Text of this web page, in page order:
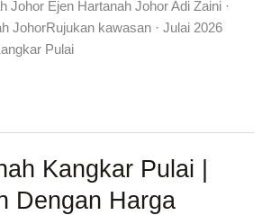
Johor Ejen Hartanah Johor Adi Zaini ·
JohorRujukan kawasan · Julai 2026
Pulai
Kangkar Pulai |
Dengan Harga